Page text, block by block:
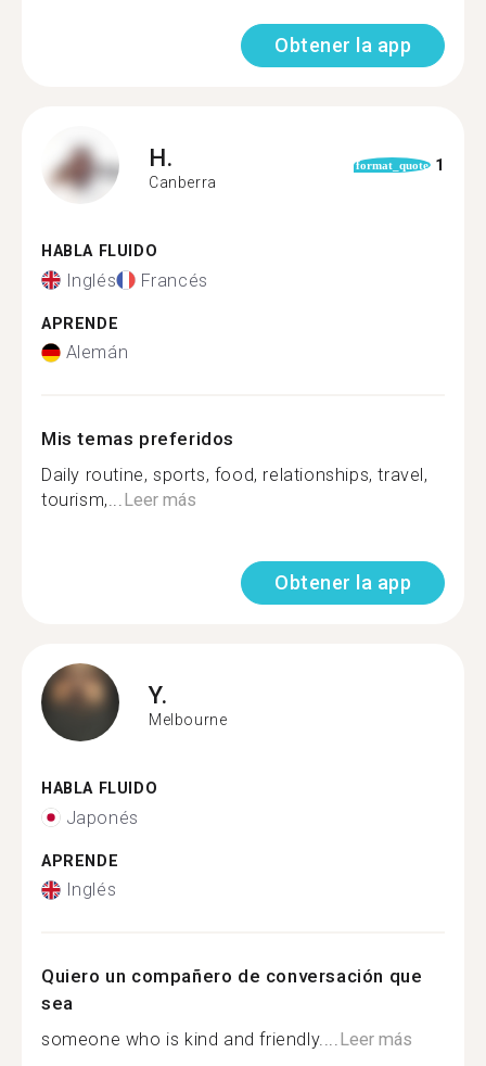
Obtener la app
H.
Canberra
format_quote 1
HABLA FLUIDO
Inglés Francés
APRENDE
Alemán
Mis temas preferidos
Daily routine, sports, food, relationships, travel,
tourism,...Leer más
Obtener la app
Y.
Melbourne
HABLA FLUIDO
Japonés
APRENDE
Inglés
Quiero un compañero de conversación que
sea
someone who is kind and friendly....Leer más